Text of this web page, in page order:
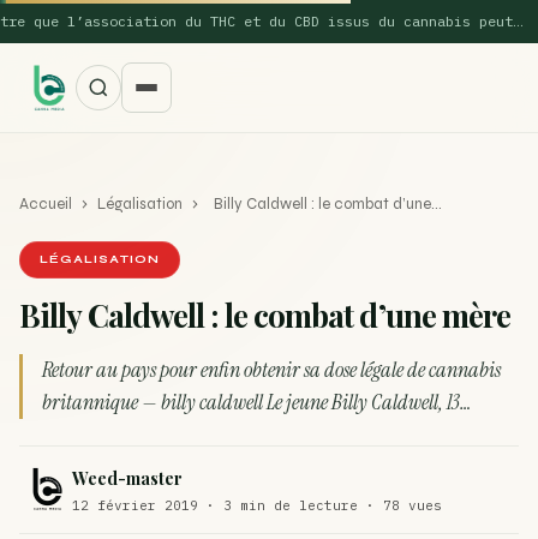
l’association du THC et du CBD issus du cannabis peut…
Une nouvelle étude montre que la vaporisation du
ACTU
La recette du Space Cake
Accueil › Légalisation › Billy Caldwell : le combat d’une…
LÉGALISATION
Billy Caldwell : le combat d’une mère
Retour au pays pour enfin obtenir sa dose légale de cannabis
britannique — billy caldwell Le jeune Billy Caldwell, 13…
Weed-master
12 février 2019 · 3 min de lecture · 78 vues